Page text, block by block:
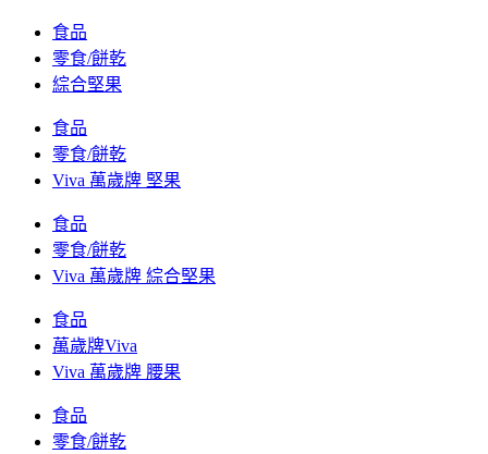
食品
零食/餅乾
綜合堅果
食品
零食/餅乾
Viva 萬歲牌 堅果
食品
零食/餅乾
Viva 萬歲牌 綜合堅果
食品
萬歲牌Viva
Viva 萬歲牌 腰果
食品
零食/餅乾